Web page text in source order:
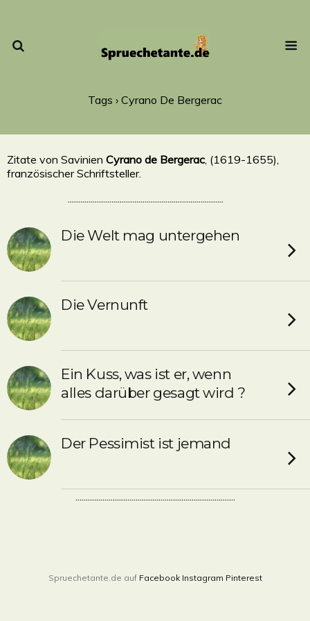
Tags › Cyrano De Bergerac
Zitate von Savinien Cyrano de Bergerac, (1619-1655),
französischer Schriftsteller.
...........................................................................
Die Welt mag untergehen
Die Vernunft
Ein Kuss, was ist er, wenn
alles darüber gesagt wird ?
Der Pessimist ist jemand
.............................................................................
Spruechetante.de auf Facebook Instagram Pinterest